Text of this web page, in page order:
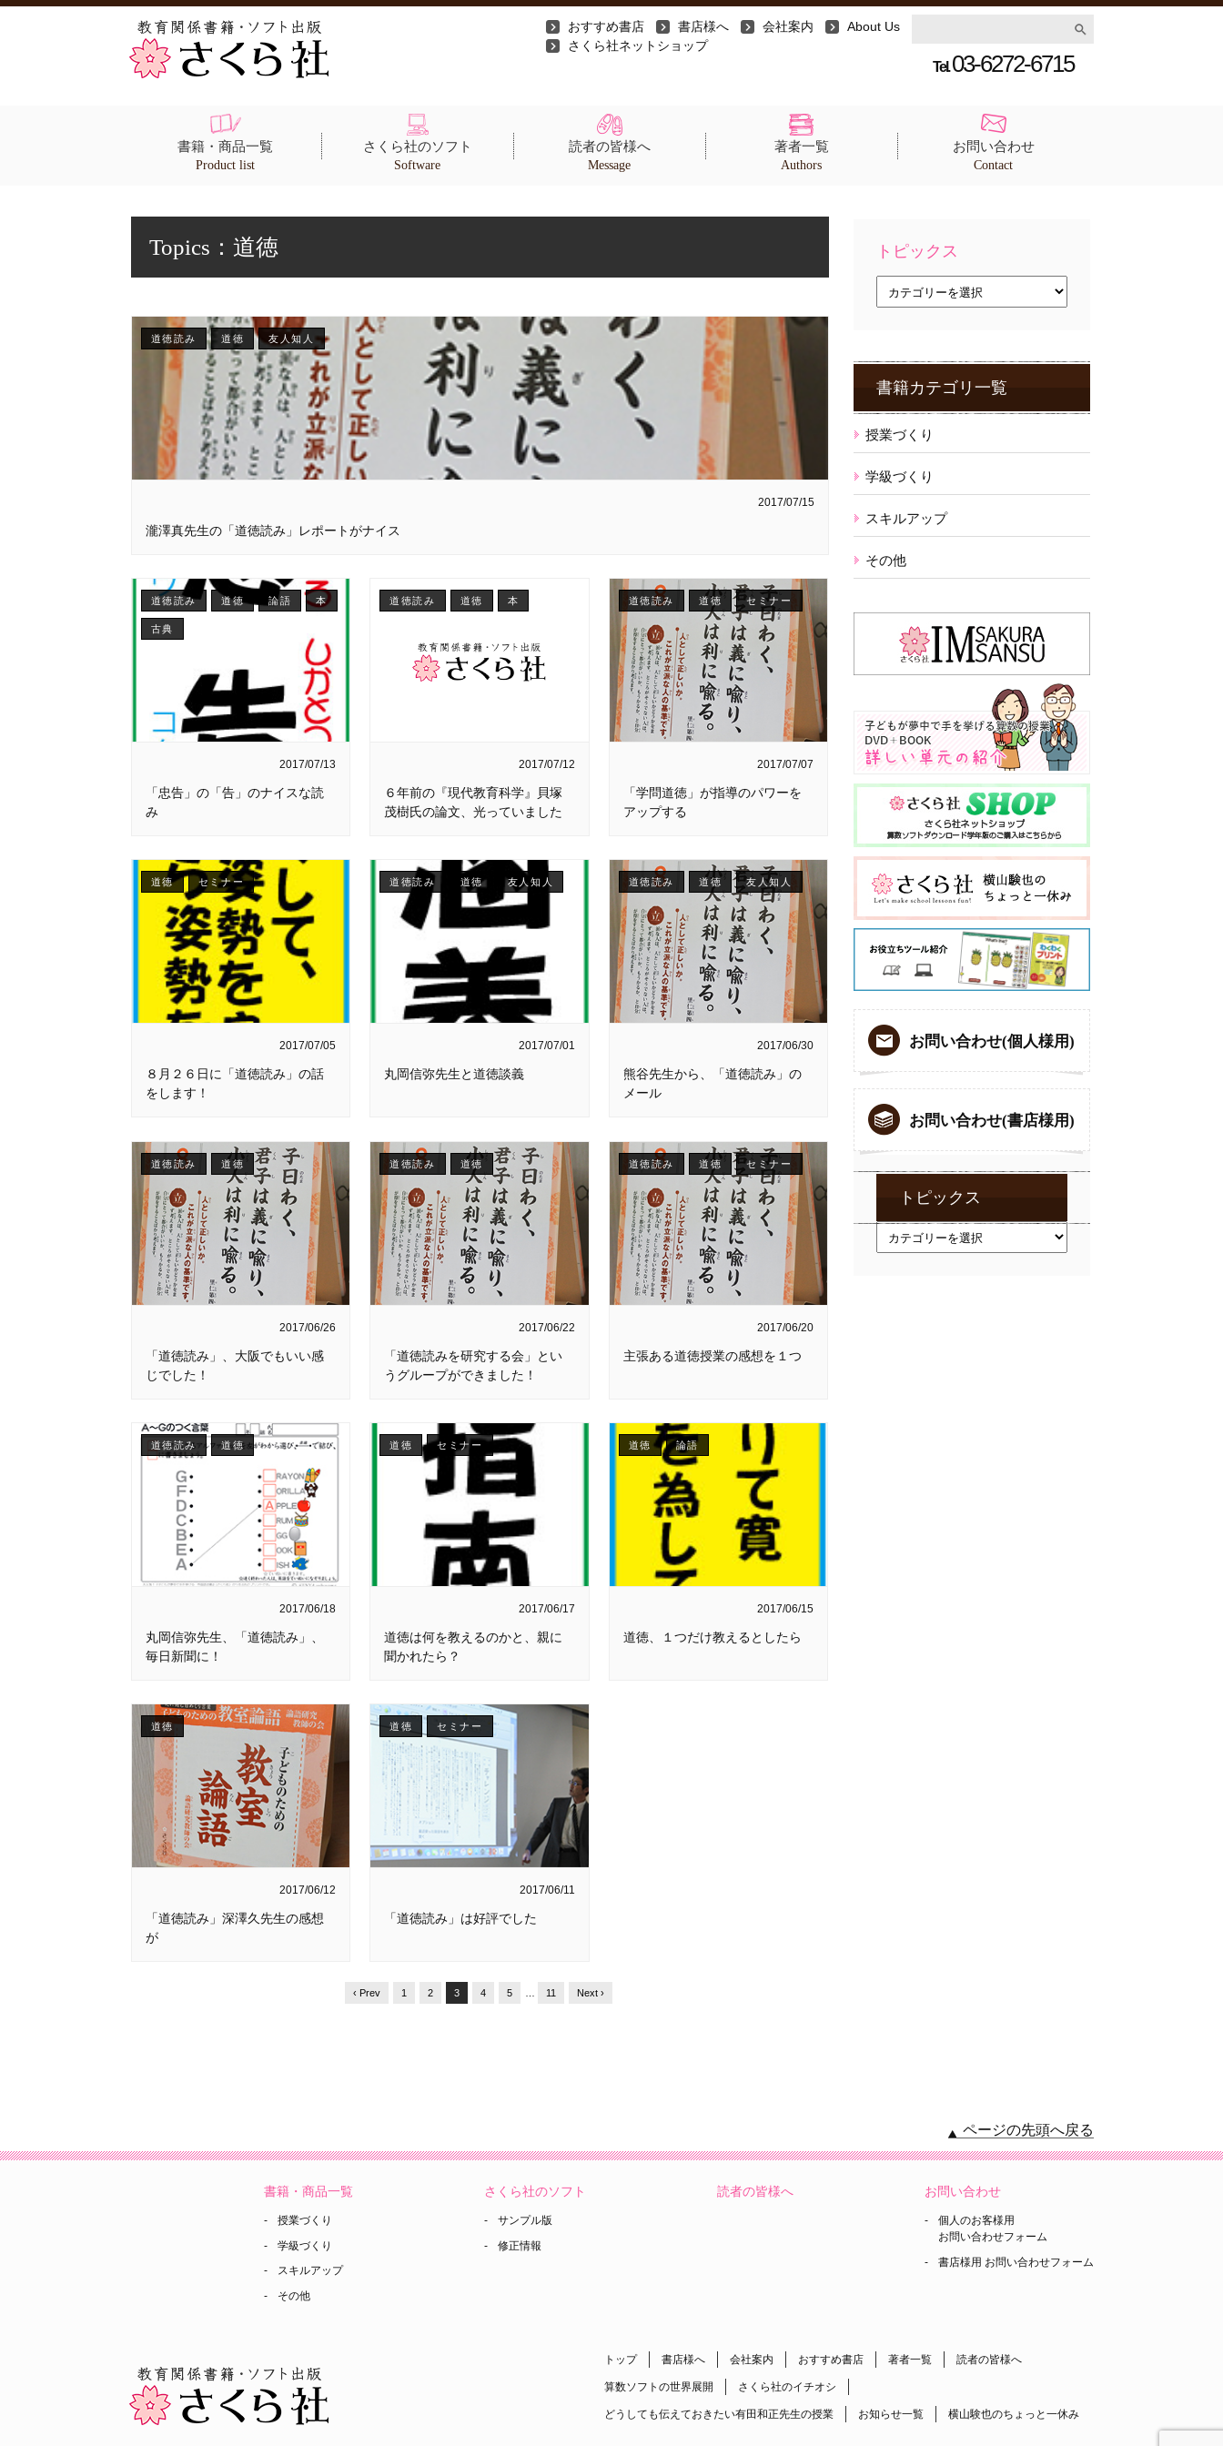
おすすめ書店 書店様へ 会社案内
About Us
さくら社ネットショップ
Tel. 03-6272-6715
書籍・商品一覧
Product list
さくら社のソフト
Software
読者の皆様へ
Message
著者一覧
Authors
お問い合わせ
Contact
Topics： 道徳
2017/07/15
瀧澤真先生の「道徳読み」レポートがナイス
道徳読み 道徳 友人知人
2017/07/13
「忠告」の「告」のナイスな読
み
道徳読み 道徳 論語 本
古典
2017/07/12
６年前の『現代教育科学』貝塚
茂樹氏の論文、光っていました
道徳読み 道徳 本
2017/07/07
「学問道徳」が指導のパワーを
アップする
道徳読み 道徳 セミナー
2017/07/05
８月２６日に「道徳読み」の話
をします！
道徳 セミナー
2017/07/01
丸岡信弥先生と道徳談義
道徳読み 道徳 友人知人
2017/06/30
熊谷先生から、「道徳読み」の
メール
道徳読み 道徳 友人知人
2017/06/26
「道徳読み」、大阪でもいい感
じでした！
道徳読み 道徳
2017/06/22
「道徳読みを研究する会」とい
うグループができました！
道徳読み 道徳
2017/06/20
主張ある道徳授業の感想を１つ
道徳読み 道徳 セミナー
2017/06/18
丸岡信弥先生、「道徳読み」、
毎日新聞に！
道徳読み 道徳
2017/06/17
道徳は何を教えるのかと、親に
聞かれたら？
道徳 セミナー
2017/06/15
道徳、１つだけ教えるとしたら
道徳 論語
2017/06/12
「道徳読み」深澤久先生の感想
が
道徳
2017/06/11
「道徳読み」は好評でした
道徳 セミナー
‹ Prev 1 2 3 4 5 11 Next ›
トピックス
ス
書籍カテゴリ一覧
授業づくり
学級づくり
スキルアップ
その他
お問い合わせ(個人様用)
お問い合わせ(書店様用)
トピックス
ページの先頭へ戻る
書籍・商品一覧
授業づくり
学級づくり
スキルアップ
その他
さくら社のソフト
サンプル版
修正情報
読者の皆様へ お問い合わせ
個人のお客様用
お問い合わせフォーム
書店様用 お問い合わせフォーム
トップ 書店様へ 会社案内 おすすめ書店 著者一覧 読者の皆様へ
算数ソフトの世界展開 さくら社のイチオシ
どうしても伝えておきたい有田和正先生の授業 お知らせ一覧 横山験也のちょっと一休み